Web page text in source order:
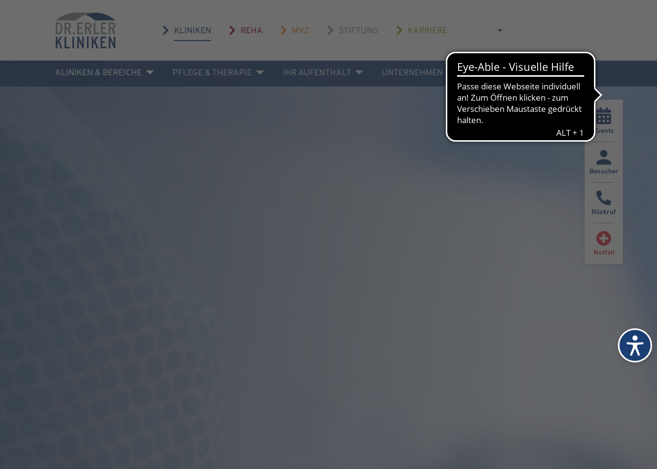
KLINIKEN REHA MVZ STIFTUNG KARRIERE
KLINIKEN & BEREICHE PFLEGE & THERAPIE IHR AUFENTHALT UNTERNEHMEN AKTUELLES & KONTAKT
Events
Besucher
Rückruf
Notfall